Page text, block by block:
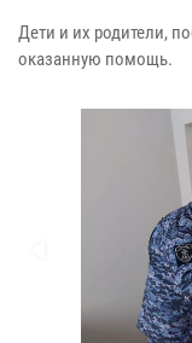
Дети и их родители,
оказанную помощь.